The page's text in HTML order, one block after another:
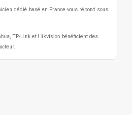
dédié basé en France vous répond sous
TP-Link et Hikvision bénéficient des